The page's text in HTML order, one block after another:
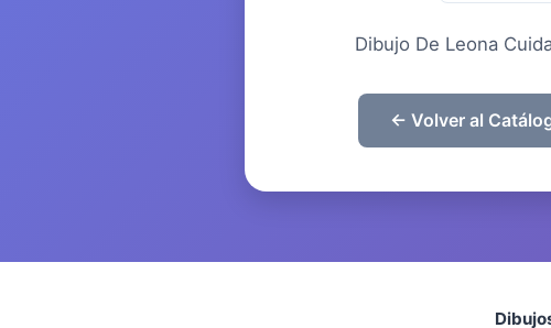
Dibujo De Leona
← Volver al